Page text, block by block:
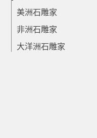
美洲石雕家
非洲石雕家
大洋洲石雕家